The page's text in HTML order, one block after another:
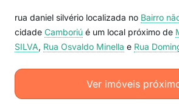
rua daniel silvério localizada no Bairro
cidade Camboriú é um local próximo de
SILVA, Rua Osvaldo Minella e Rua
Ver imóveis